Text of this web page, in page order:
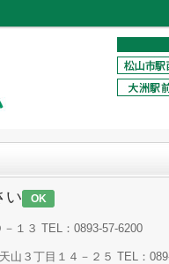
い OK
１３ TEL：0893-57-6200
山３丁目１４－２５ TEL：